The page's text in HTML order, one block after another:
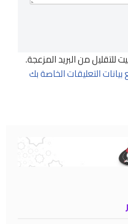
من البريد المزعجة.
التعليقات الخاصة بك